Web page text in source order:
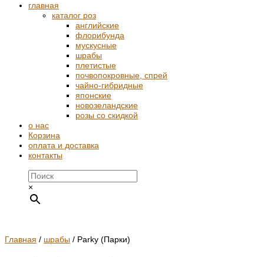
главная
каталог роз
английские
флорибунда
мускусные
шрабы
плетистые
почвопокровные, спрей
чайно-гибридные
японские
новозеландские
розы со скидкой
о нас
Корзина
оплата и доставка
контакты
×
Главная / шрабы / Parky (Парки)